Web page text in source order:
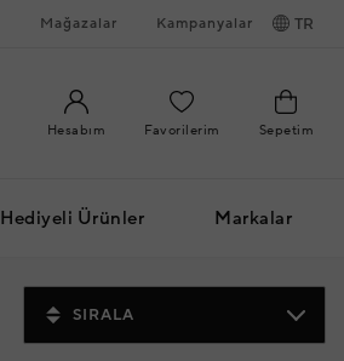
Mağazalar Kampanyalar TR
Hesabım Favorilerim Sepetim
Hediyeli Ürünler Markalar
SIRALA